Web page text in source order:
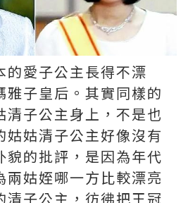
的愛子公主長得不漂
雅子皇后。其實同樣的
清子公主身上，不是也
姑姑清子公主好像沒有
貌的批評，是因為年代
兩姑姪哪一方比較漂亮
清子公主，彷彿把王冠